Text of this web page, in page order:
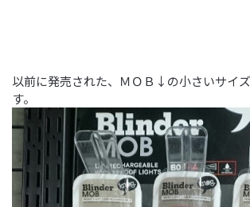
以前に発売された、ＭＯＢ↓の小さいサイ
す。